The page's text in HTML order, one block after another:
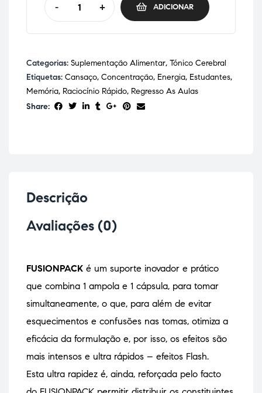
- + ADICIONAR
Categorias: Suplementação Alimentar, Tónico Cerebral
Etiquetas: Cansaço, Concentração, Energia, Estudantes,
Memória, Raciocínio Rápido, Regresso As Aulas
Share:
Descrição
Avaliações (0)
FUSIONPACK é um suporte inovador e prático
que combina 1 ampola e 1 cápsula, para tomar
simultaneamente, o que, para além de evitar
esquecimentos e confusões nas tomas, otimiza a
eficácia da formulação e, por isso, os efeitos são
mais intensos e ultra rápidos – efeitos Flash.
Esta ultra rapidez é, ainda, reforçada pelo facto